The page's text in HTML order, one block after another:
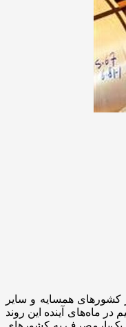
کشورهای همسایه و سایر
می‌کنیم در ماه‌های آینده این روند